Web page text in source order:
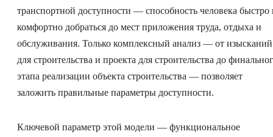
транспортной доступности — способность человека быстро
комфортно добраться до мест приложения труда, отдыха и
обслуживания. Только комплексный анализ — от изысканий
для строительства и проекта для строительства до
этапа реализации объекта строительства — позволяет
заложить правильные параметры доступности.
Ключевой параметр этой модели — функциональное